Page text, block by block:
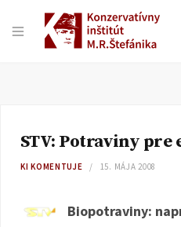
STV: Potraviny pre
KI KOMENTUJE 15. MÁJA 2008
Biopotraviny: